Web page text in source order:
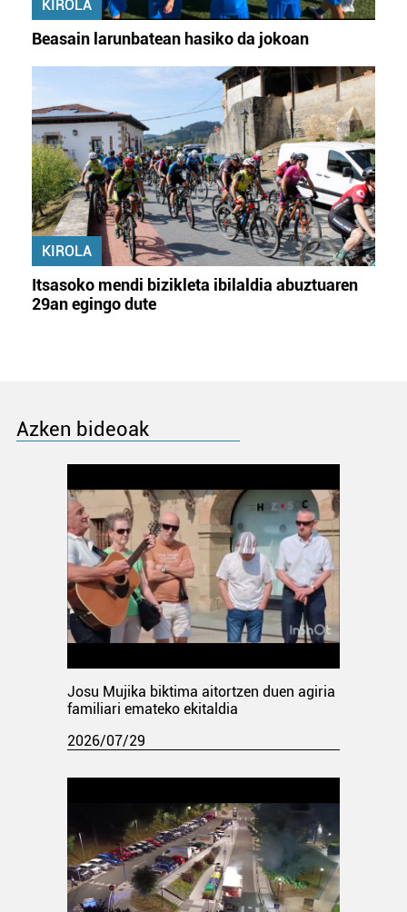
KIROLA
Beasain larunbatean hasiko da jokoan
KIROLA
Itsasoko mendi bizikleta ibilaldia abuztuaren
29an egingo dute
Azken bideoak
Josu Mujika biktima aitortzen duen agiria
familiari emateko ekitaldia
2026/07/29